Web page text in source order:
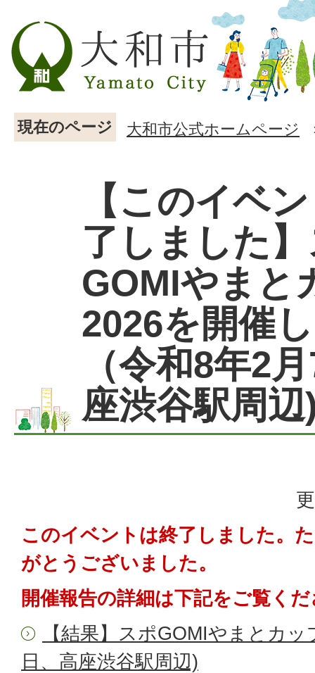
現在のページ 大和市公式ホームページ
【このイベ
了しました
GOMIやまと
2026を開催
（令和8年2
座渋谷駅周辺
このイベントは終了しました。
がとうございました。
開催報告の詳細は下記をご覧く
【結果】スポGOMIやまとカ
日、高座渋谷駅周辺)